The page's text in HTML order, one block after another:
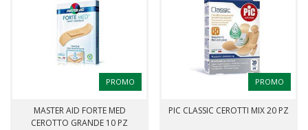
PROMO
MASTER AID FORTE MED
CEROTTO GRANDE 10 PZ
PROMO
PIC CLASSIC CEROTTI MIX 20 PZ